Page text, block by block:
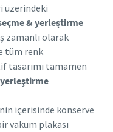
üzerindeki
& yerleştirme
zamanlı olarak
tüm renk
tasarımı tamamen
içerisinde konserve
vakum plakası